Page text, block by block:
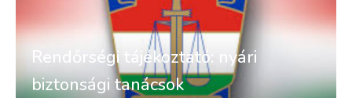
Rendőrségi tájékoztató: nyári
biztonsági tanácsok